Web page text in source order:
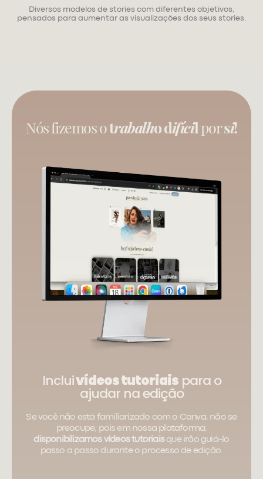
Diversos modelos de stories com diferentes objetivos,
pensados para aumentar as visualizações dos seus stories.
Nós fizemos otrabalho difícilporsi!
Incluivídeos tutoriaispara o
ajudar na edição
Se você não está familiarizado com o Canva, não se
preocupe, pois em nossa plataforma,
disponibilizamos vídeos tutoriaisque irão guiá-lo
passo a passo durante o processo de edição.